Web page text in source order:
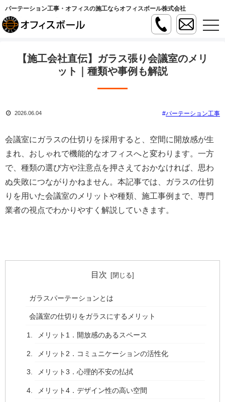
パーテーション工事・オフィスの施工ならオフィスボール株式会社
t
o
t
n
【施工会社直伝】ガラス張り会議室のメリ
ット｜種類や事例も解説
2026.06.04 パーテーション工事
会議室にガラスの仕切りを採用すると、空間に開放感が生
まれ、おしゃれで機能的なオフィスへと変わります。一方
で、種類の選び方や注意点を押さえておかなければ、思わ
ぬ失敗につながりかねません。本記事では、ガラスの仕切
りを用いた会議室のメリットや種類、施工事例まで、専門
業者の視点でわかりやすく解説していきます。
目次
ガラスパーテーションとは
会議室の仕切りをガラスにするメリット
メリット1．開放感のあるスペース
メリット2．コミュニケーションの活性化
メリット3．心理的不安の払拭
メリット4．デザイン性の高い空間